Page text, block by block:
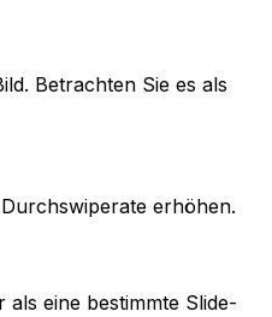
Betrachten Sie es als
erhöhen.
eine bestimmte Slide-